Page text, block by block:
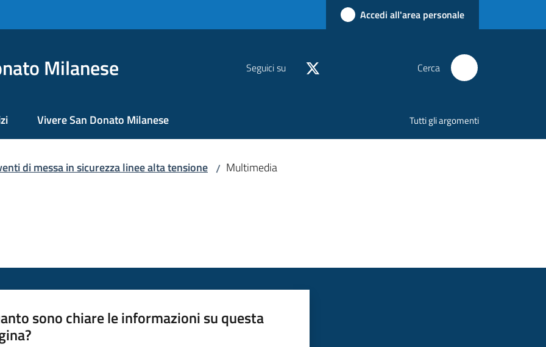
Accedi all'area personale
Milanese Seguici su Cerca
Vivere San Donato Milanese Tutti gli argomenti
di messa in sicurezza linee alta tensione / Multimedia
sono chiare le informazioni su questa